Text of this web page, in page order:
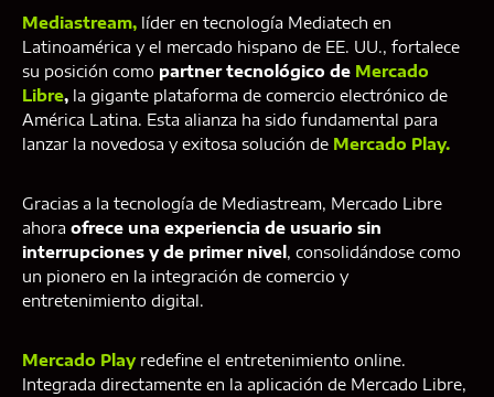
Mediastream, líder en tecnología Mediatech en
Latinoamérica y el mercado hispano de EE. UU., fortalece
su posición como partner tecnológico de Mercado
Libre, la gigante plataforma de comercio electrónico de
América Latina. Esta alianza ha sido fundamental para
lanzar la novedosa y exitosa solución de Mercado Play.
Gracias a la tecnología de Mediastream, Mercado Libre
ahora ofrece una experiencia de usuario sin
interrupciones y de primer nivel , consolidándose como
un pionero en la integración de comercio y
entretenimiento digital.
Mercado Playredefine el entretenimiento online.
Integrada directamente en la aplicación de Mercado Libre,